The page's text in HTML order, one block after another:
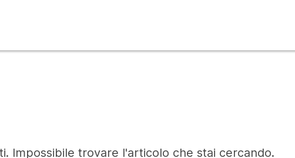
Impossibile trovare l'articolo che stai cercando.